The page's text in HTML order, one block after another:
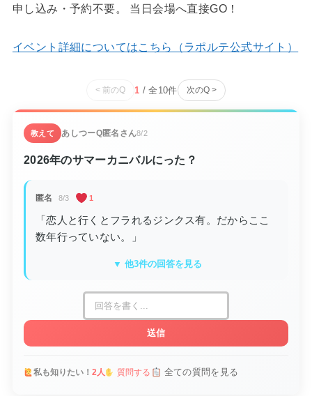
申し込み・予約不要。 当日会場へ直接GO！
イベント詳細についてはこちら（ラポルテ公式サイト）
< 前のQ 1 / 全 10件 次のQ >
教えて あしつーQ匿名さん8/2
2026年のサマーカニバルにった？
匿名 8/3 1
「恋人と行くとフラれるジンクス有。だからここ
数年行っていない。」
▼ 他3件の回答を見る
送信
私も知りたい！ 2人 質問する 全ての質問を見る